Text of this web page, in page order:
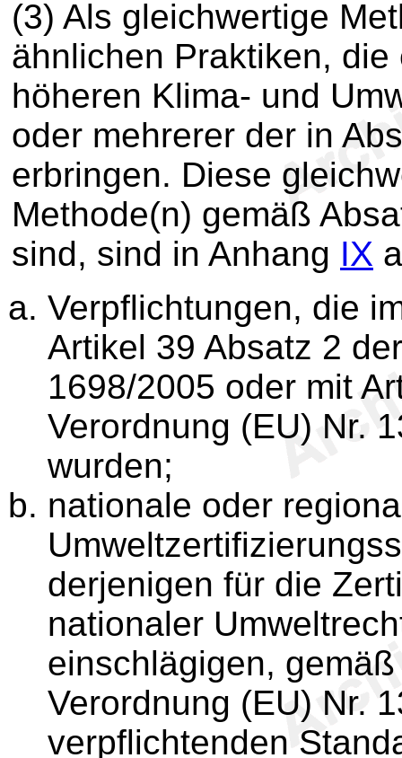
(3) Als gleichwertige
ähnlichen Praktiken,
höheren Klima- und
oder mehrerer der in
erbringen. Diese
Methode(n) gemäß
sind, sind in Anhang IX
Verpflichtungen, die
Artikel 39 Absatz 2
1698/2005 oder mit
Verordnung (EU) Nr.
wurden;
nationale oder
derjenigen für die
nationaler
einschlägigen,
Verordnung (EU) Nr.
verpflichtenden